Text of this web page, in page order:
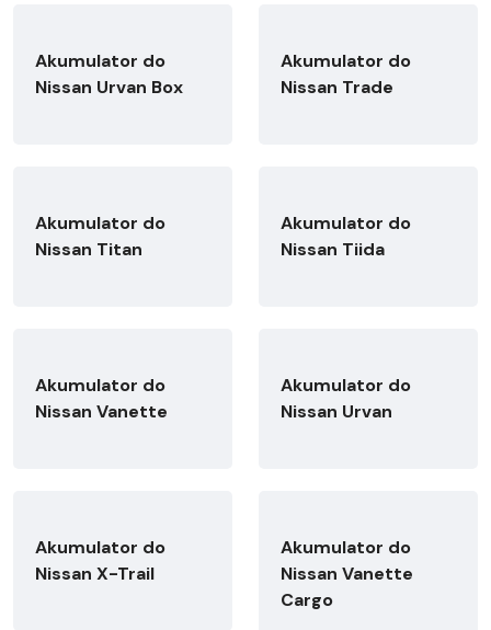
Akumulator do
Nissan Urvan Box
Akumulator do
Nissan Trade
Akumulator do
Nissan Titan
Akumulator do
Nissan Tiida
Akumulator do
Nissan Vanette
Akumulator do
Nissan Urvan
Akumulator do
Nissan X-Trail
Akumulator do
Nissan Vanette
Cargo